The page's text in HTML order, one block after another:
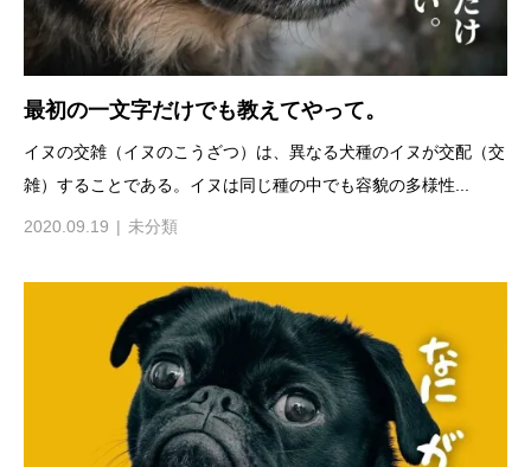
最初の一文字だけでも教えてやって。
イヌの交雑（イヌのこうざつ）は、異なる犬種のイヌが交配（交
雑）することである。イヌは同じ種の中でも容貌の多様性...
2020.09.19 未分類